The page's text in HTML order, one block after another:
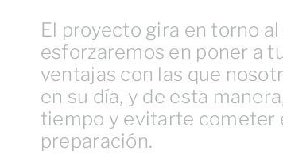
El proyecto gira en torno
esforzaremos en poner a
ventajas con las que
en su día, y de esta
tiempo y evitarte cometer
preparación.